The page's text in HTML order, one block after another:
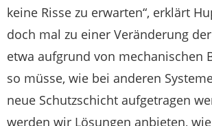
keine Risse zu erwarten“, erklärt
doch mal zu einer Veränderung
etwa aufgrund von mechanischen
so müsse, wie bei anderen
neue Schutzschicht aufgetragen
werden wir Lösungen anbieten,